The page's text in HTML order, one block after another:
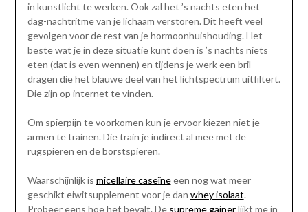
in kunstlicht te werken. Ook zal het ’s nachts eten het
dag-nachtritme van je lichaam verstoren. Dit heeft veel
gevolgen voor de rest van je hormoonhuishouding. Het
beste wat je in deze situatie kunt doen is ’s nachts niets
eten (dat is even wennen) en tijdens je werk een bril
dragen die het blauwe deel van het lichtspectrum uitfiltert.
Die zijn op internet te vinden.
Om spierpijn te voorkomen kun je ervoor kiezen niet je
armen te trainen. Die train je indirect al mee met de
rugspieren en de borstspieren.
Waarschijnlijk is micellaire caseïneeen nog wat meer
geschikt eiwitsupplement voor je dan whey isolaat.
Probeer eens hoe het bevalt. De supreme gainerlijkt me in